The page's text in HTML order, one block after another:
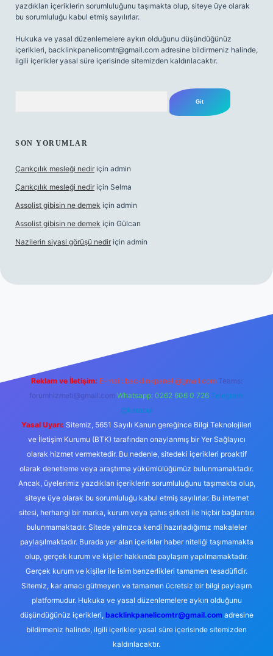
yazdıkları içeriklerin sorumluluğunu taşımakta olup, siteye üye olarak
bu sorumluluğu kabul etmiş sayılırlar.
Hukuka ve yasal düzenlemelere aykırı olduğunu düşündüğünüz
içerikleri, backlinkpanelicomtr@gmail.com adresine bildirmeniz halinde,
ilgili içerikler yasal süre içerisinde sitemizden kaldırılacaktır.
SON YORUMLAR
Çarıkçılık mesleği nedir için admin
Çarıkçılık mesleği nedir için Selma
Assolist gibisin ne demek için admin
Assolist gibisin ne demek için Gülcan
Nazilerin siyasi görüşü nedir için admin
Reklam ve İletişim: E-mail: backlinkpaneli@gmail.com Teams:
forumhizmeti@gmail.com Whatsapp: 0262 606 0 726 Telegram:
@karabul
Yasal Uyarı: Sitemiz, 5651 Sayılı Kanun gereğince Bilgi Teknolojileri
ve İletişim Kurumu (BTK) tarafından onaylanmış bir Yer Sağlayıcı
olarak hizmet vermektedir. Bu nedenle, sitedeki içerikleri proaktif
olarak denetleme veya araştırma yükümlülüğümüz bulunmamaktadır.
Ancak, üyelerimiz yazdıkları içeriklerin sorumluluğunu taşımakta olup,
siteye üye olarak bu sorumluluğu kabul etmiş sayılırlar. Bu internet
sitesi, herhangi bir marka, kurum veya şahıs şirketi ile hiçbir bağlantısı
bulunmamaktadır. Sitede yalnızca kendi hazırladığımız makaleler
paylaşılmaktadır. Burada yer alan içerikler haber niteliği taşımamakta
olup, gerçek kurum ve kişiler hakkında paylaşım yapılmamaktadır.
Gerçek kurum ve kişiler ile isim benzerlikleri tamamen tesadüfidir.
Sitemiz, kar amacı gütmeyen ve tamamen ücretsiz bir bilgi paylaşım
platformudur. Hukuka ve yasal düzenlemelere aykırı olduğunu
düşündüğünüz içerikleri, backlinkpanelicomtr@gmail.comadresine
bildirmeniz halinde, ilgili içerikler yasal süre içerisinde sitemizden
kaldırılacaktır.